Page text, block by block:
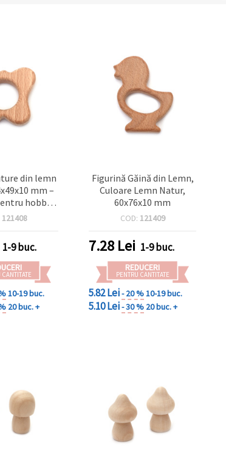
din lemn
mm –
hobby,
pentru
121408
1-9 buc.
CANTITATE
10-19 buc.
20 buc. +
Figurină Găină din Lemn,
Culoare Lemn Natur,
60x76x10 mm
COD: 121409
7.28 Lei 1-9 buc.
REDUCERI
PENTRU CANTITATE
5.82 Lei- 20 %10-19 buc.
5.10 Lei- 30 % 20 buc. +